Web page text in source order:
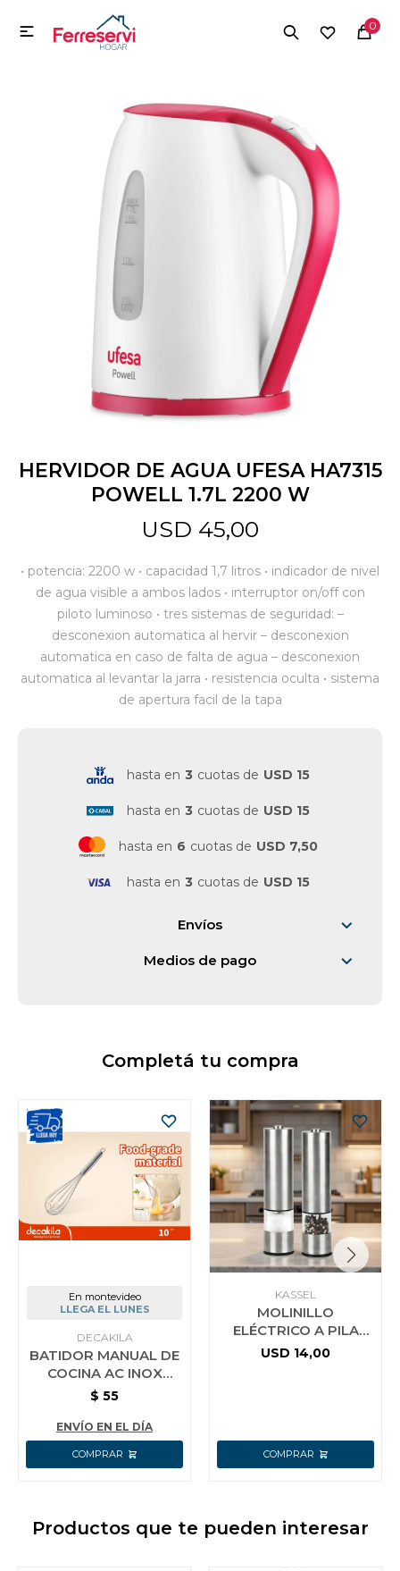
0

HERVIDOR DE AGUA UFESA HA7315
POWELL 1.7L 2200 W
USD 45,00
• potencia: 2200 w • capacidad 1,7 litros • indicador de nivel
de agua visible a ambos lados • interruptor on/off con
piloto luminoso • tres sistemas de seguridad: –
desconexion automatica al hervir – desconexion
automatica en caso de falta de agua – desconexion
automatica al levantar la jarra • resistencia oculta • sistema
de apertura facil de la tapa
hasta en 3 cuotas de USD 15
hasta en 3 cuotas de USD 15
hasta en 6 cuotas de USD 7,50
hasta en 3 cuotas de USD 15
Envíos
Medios de pago
Completá tu compra
En montevideo
LLEGA EL LUNES
DECAKILA
BATIDOR MANUAL DE
COCINA AC INOX
DECAKILA 25 CM
$ 55
ENVÍO EN EL DÍA
KASSEL
MOLINILLO
ELÉCTRICO A PILA
PARA SAL O PIMIENTA
USD 14,00
Productos que te pueden interesar
MI CUENTA
Herramientas y Construcción
Electrodomésticos
Camping
Jardín y Aire Libre
Bazar
Juguetes y artículos para bebé
Ferretería
Vestimenta y calzado